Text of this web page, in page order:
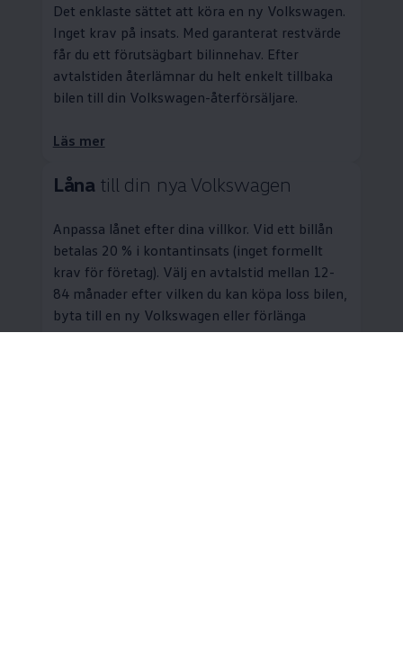
Det enklaste sättet att köra en ny Volkswagen.
Inget krav på insats. Med garanterat restvärde
får du ett förutsägbart bilinnehav. Efter
avtalstiden återlämnar du helt enkelt tillbaka
bilen till din Volkswagen-återförsäljare.
Läs mer
Låna till din nya Volkswagen
Anpassa lånet efter dina villkor. Vid ett billån
betalas 20 % i kontantinsats (inget formellt
krav för företag). Välj en avtalstid mellan 12-
84 månader efter vilken du kan köpa loss bilen,
byta till en ny Volkswagen eller förlänga
finansieringen. Om du väljer ett upplägg med